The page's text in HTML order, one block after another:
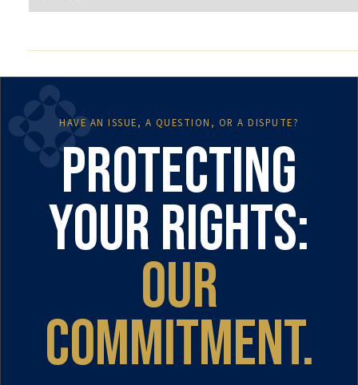
HAVE AN ISSUE, A QUESTION, OR A DISPUTE?
Protecting
your rights:
our
commitment.